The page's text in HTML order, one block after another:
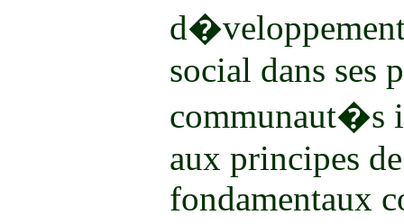
social dans ses
communaut�s
aux principes
fondamentaux